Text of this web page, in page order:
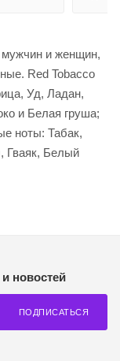
и женщин,
Red Tobacco
Уд, Ладан,
и Белая груша;
ноты: Табак,
Гваяк, Белый
новостей
ПОДПИСАТЬСЯ